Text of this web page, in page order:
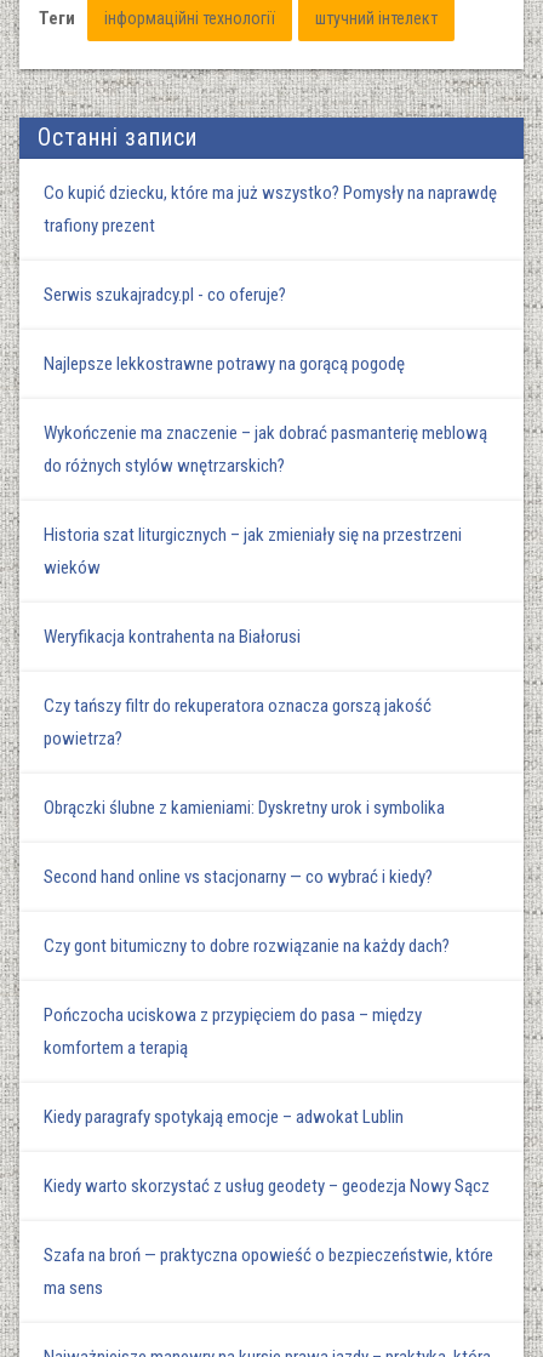
Теги інформаційні технології штучний інтелект
Останні записи
Co kupić dziecku, które ma już wszystko? Pomysły na naprawdę
trafiony prezent
Serwis szukajradcy.pl - co oferuje?
Najlepsze lekkostrawne potrawy na gorącą pogodę
Wykończenie ma znaczenie – jak dobrać pasmanterię meblową
do różnych stylów wnętrzarskich?
Historia szat liturgicznych – jak zmieniały się na przestrzeni
wieków
Weryfikacja kontrahenta na Białorusi
Czy tańszy filtr do rekuperatora oznacza gorszą jakość
powietrza?
Obrączki ślubne z kamieniami: Dyskretny urok i symbolika
Second hand online vs stacjonarny — co wybrać i kiedy?
Czy gont bitumiczny to dobre rozwiązanie na każdy dach?
Pończocha uciskowa z przypięciem do pasa – między
komfortem a terapią
Kiedy paragrafy spotykają emocje – adwokat Lublin
Kiedy warto skorzystać z usług geodety – geodezja Nowy Sącz
Szafa na broń — praktyczna opowieść o bezpieczeństwie, które
ma sens